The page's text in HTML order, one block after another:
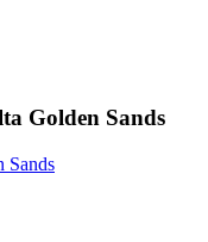
Golden Sands
Sands